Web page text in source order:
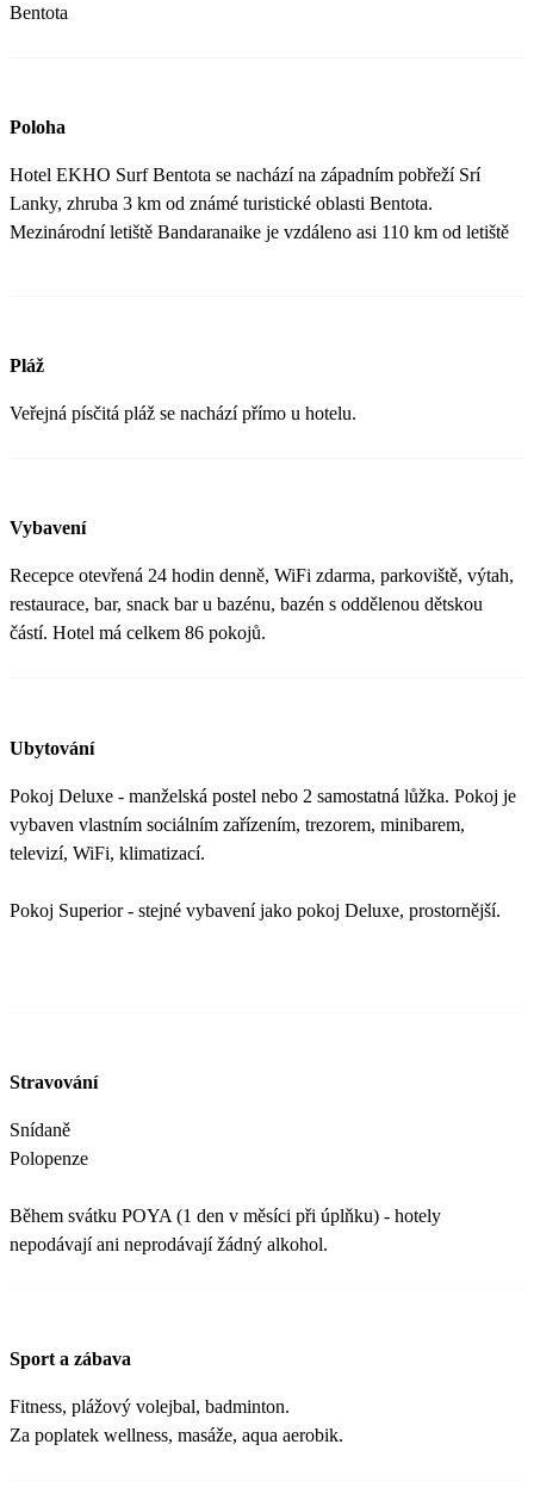
Bentota
Poloha
Hotel EKHO Surf Bentota se nachází na západním pobřeží Srí
Lanky, zhruba 3 km od známé turistické oblasti Bentota.
Mezinárodní letiště Bandaranaike je vzdáleno asi 110 km od letiště
Pláž
Veřejná písčitá pláž se nachází přímo u hotelu.
Vybavení
Recepce otevřená 24 hodin denně, WiFi zdarma, parkoviště, výtah,
restaurace, bar, snack bar u bazénu, bazén s oddělenou dětskou
částí. Hotel má celkem 86 pokojů.
Ubytování
Pokoj Deluxe - manželská postel nebo 2 samostatná lůžka. Pokoj je
vybaven vlastním sociálním zařízením, trezorem, minibarem,
televizí, WiFi, klimatizací.
Pokoj Superior - stejné vybavení jako pokoj Deluxe, prostornější.
Stravování
Snídaně
Polopenze
Během svátku POYA (1 den v měsíci při úplňku) - hotely
nepodávají ani neprodávají žádný alkohol.
Sport a zábava
Fitness, plážový volejbal, badminton.
Za poplatek wellness, masáže, aqua aerobik.